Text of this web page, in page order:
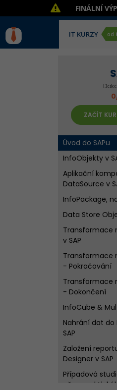
FINÁLNÍ
IT KURZY od
ZAČÍT
Úvod do SAPu
InfoObjekty v
Aplikační
DataSource v
InfoPackage,
Data Store
Transformace
v SAP
Transformace
- Pokračování
Transformace
- Dokončení
InfoCube &
Nahrání dat do
SAP
Založení
Designer v SAP
Případová
něco